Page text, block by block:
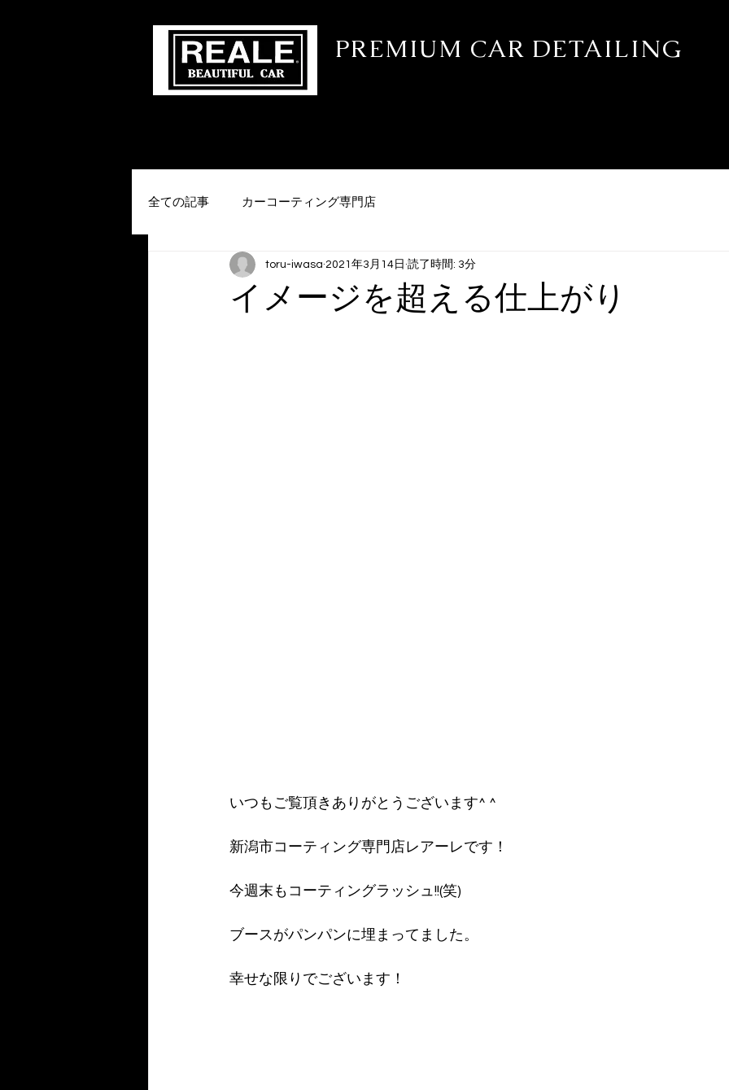
​ PREMIUM CAR DETAILING
全ての記事 カーコーティング専門店
イメージを超える仕上がり
toru-iwasa 2021年3月14日 読了時間: 3分
いつもご覧頂きありがとうございます^ ^
新潟市コーティング専門店レアーレです！
今週末もコーティングラッシュ!!(笑)
ブースがパンパンに埋まってました。
幸せな限りでございます！